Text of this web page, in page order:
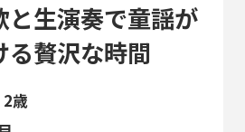
と生演奏で童謡が
る贅沢な時間
2歳